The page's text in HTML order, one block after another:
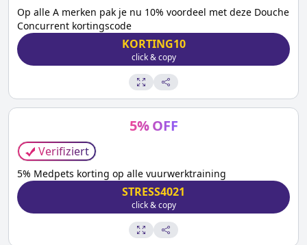
Op alle A merken pak je nu 10% voordeel met deze Douche
Concurrent kortingscode
KORTING10
click & copy
5% OFF
Verifiziert
5% Medpets korting op alle vuurwerktraining
STRESS4021
click & copy